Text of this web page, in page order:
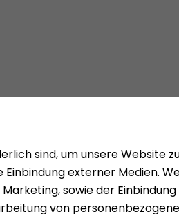
Über uns